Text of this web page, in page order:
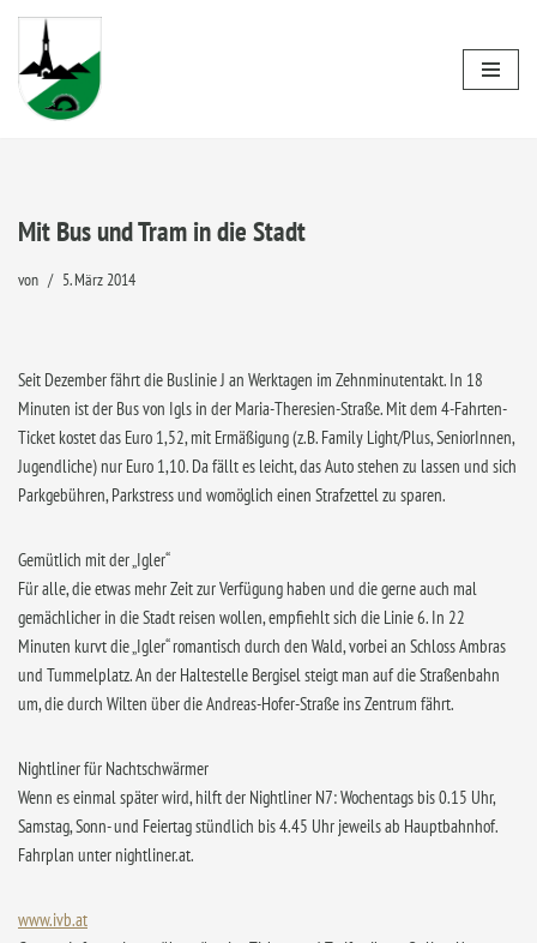
Zum
Inhalt
springen
Mit Bus und Tram in die Stadt
von 5. März 2014
Seit Dezember fährt die Buslinie J an Werktagen im Zehnminutentakt. In 18
Minuten ist der Bus von Igls in der Maria-Theresien-Straße. Mit dem 4-Fahrten-
Ticket kostet das Euro 1,52, mit Ermäßigung (z.B. Family Light/Plus, SeniorInnen,
Jugendliche) nur Euro 1,10. Da fällt es leicht, das Auto stehen zu lassen und sich
Parkgebühren, Parkstress und womöglich einen Strafzettel zu sparen.
Gemütlich mit der „Igler“
Für alle, die etwas mehr Zeit zur Verfügung haben und die gerne auch mal
gemächlicher in die Stadt reisen wollen, empfiehlt sich die Linie 6. In 22
Minuten kurvt die „Igler“ romantisch durch den Wald, vorbei an Schloss Ambras
und Tummelplatz. An der Haltestelle Bergisel steigt man auf die Straßenbahn
um, die durch Wilten über die Andreas-Hofer-Straße ins Zentrum fährt.
Nightliner für Nachtschwärmer
Wenn es einmal später wird, hilft der Nightliner N7: Wochentags bis 0.15 Uhr,
Samstag, Sonn- und Feiertag stündlich bis 4.45 Uhr jeweils ab Hauptbahnhof.
Fahrplan unter nightliner.at.
www.ivb.at